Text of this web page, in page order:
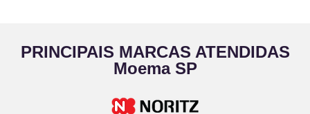
PRINCIPAIS MARCAS ATENDIDAS
Moema SP